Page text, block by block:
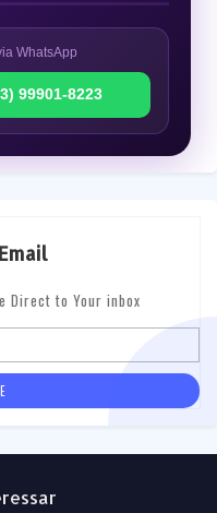
WhatsApp
99901-8223
Direct to Your inbox